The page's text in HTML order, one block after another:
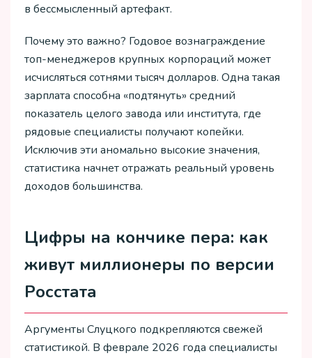
в бессмысленный артефакт.
Почему это важно? Годовое вознаграждение
топ-менеджеров крупных корпораций может
исчисляться сотнями тысяч долларов. Одна такая
зарплата способна «подтянуть» средний
показатель целого завода или института, где
рядовые специалисты получают копейки.
Исключив эти аномально высокие значения,
статистика начнет отражать реальный уровень
доходов большинства.
Цифры на кончике пера: как
живут миллионеры по версии
Росстата
Аргументы Слуцкого подкрепляются свежей
статистикой. В феврале 2026 года специалисты